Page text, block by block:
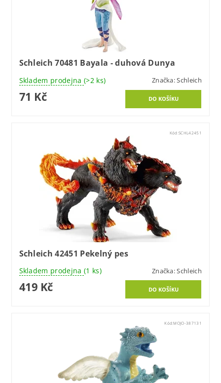
Schleich 70481 Bayala - duhová Dunya
Skladem prodejna (>2 ks) Značka:Schleich
71 Kč
Kód:SCHL42451
Schleich 42451 Pekelný pes
Skladem prodejna (1 ks) Značka:Schleich
419 Kč
Kód:MOJO-387131